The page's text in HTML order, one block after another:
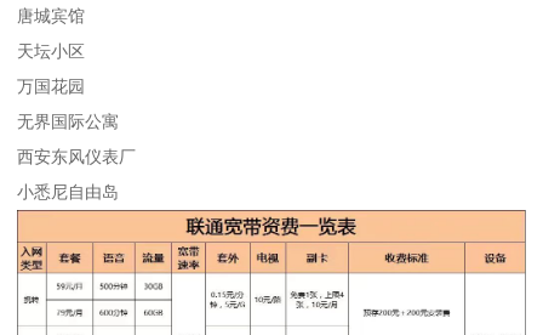
唐城宾馆
天坛小区
万国花园
无界国际公寓
西安东风仪表厂
小悉尼自由岛